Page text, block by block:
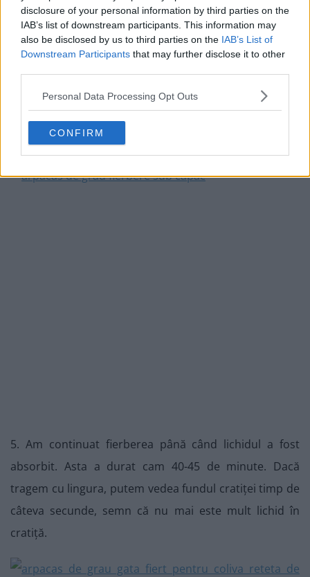
disclosure of your personal information by third parties on the
IAB’s list of downstream participants. This information may
also be disclosed by us to third parties on the IAB’s List of
Downstream Participants that may further disclose it to other
Personal Data Processing Opt Outs
CONFIRM
5. Am continuat fierberea până când lichidul a fost
absorbit. Asta a durat cam 40-45 de minute. Dacă
tragem cu lingura, putem vedea fundul cratiței timp de
câteva secunde, semn că nu mai este mult lichid în
cratiță.